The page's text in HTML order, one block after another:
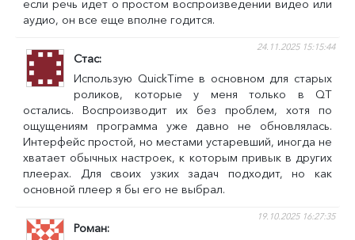
если речь идет о простом воспроизведении видео или
аудио, он все еще вполне годится.
Стас
24.11.2025 15:15:44
Использую QuickTime в основном для старых
роликов, которые у меня только в QT
остались. Воспроизводит их без проблем, хотя по
ощущениям программа уже давно не обновлялась.
Интерфейс простой, но местами устаревший, иногда не
хватает обычных настроек, к которым привык в других
плеерах. Для своих узких задач подходит, но как
основной плеер я бы его не выбрал.
Роман
19.10.2025 16:27:35